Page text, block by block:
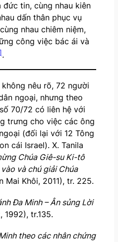
đức tin, cùng nhau kiên
dấn thân phục vụ
nhau chiêm niệm,
công việc bác ái và
.
nêu rõ, 72 người
ngoại, nhưng theo
70/72 có liên hệ với
trưng cho việc các ông
(đối lại với 12 Tông
cái Israel). X. Tanila
Chúa Giê-su Ki-tô
và chú giải Chúa
Mai Khôi, 2011), tr. 225.
Đa Minh – Ân sủng Lời
1992), tr.135.
theo các nhân chứng